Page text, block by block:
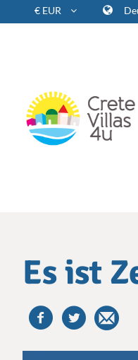
€ EUR
Es ist